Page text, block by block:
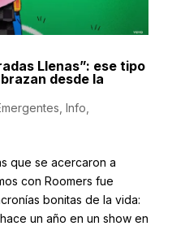
Llenas”: ese tipo
desde la
Info
que se acercaron a
con Roomers fue
bonitas de la vida:
un año en un show en